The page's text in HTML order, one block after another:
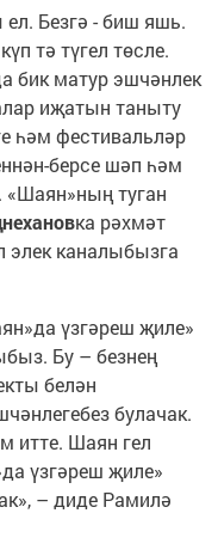
Безгә - биш яшь.
тә түгел төсле.
матур эшчәнлек
иҗатын таныту
һәм фестивальләр
берсе шәп һәм
туган
ка рәхмәт
элек каналыбызга
үзгәреш җиле»
Бу – безнең
белән
булачак.
итте. Шаян гел
үзгәреш җиле»
– диде Рамилә